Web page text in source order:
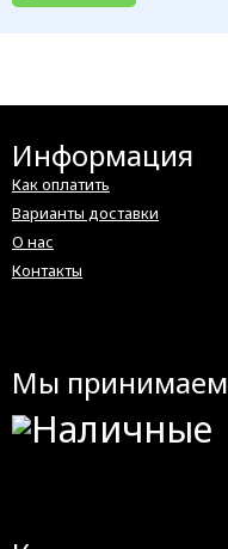
Информация
Как оплатить
Варианты доставки
О нас
Контакты
Мы принимаем